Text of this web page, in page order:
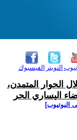
الفيسبوك التويتر
الحوار المتمدن،
اليساري الحر
اليوتيوب]